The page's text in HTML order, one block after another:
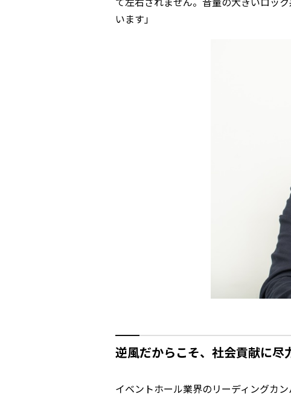
います」
逆風だからこそ、社会貢献に尽
イベントホール業界のリーディングカ